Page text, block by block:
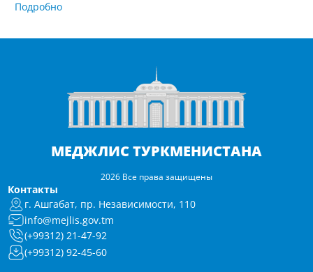
Подробно
МЕДЖЛИС ТУРКМЕНИСТАНА
2026 Все права защищены
Контакты
г. Ашгабат, пр. Независимости, 110
info@mejlis.gov.tm
(+99312) 21-47-92
(+99312) 92-45-60